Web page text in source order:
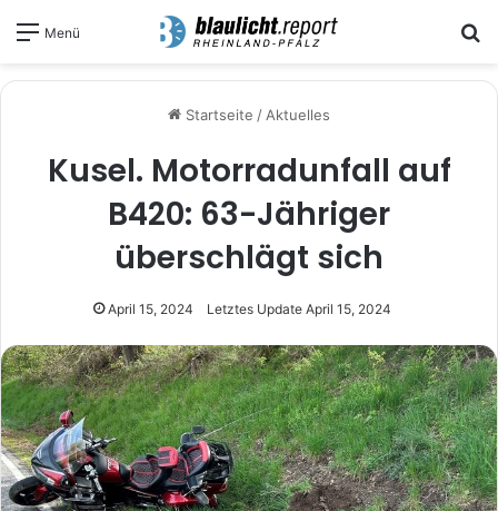
Menü
Startseite / Aktuelles
Kusel. Motorradunfall auf
B420: 63-Jähriger
überschlägt sich
April 15, 2024 Letztes Update April 15, 2024